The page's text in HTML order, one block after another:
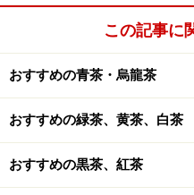
この記事に
おすすめの青茶・烏龍茶
おすすめの緑茶、黄茶、白茶
おすすめの黒茶、紅茶